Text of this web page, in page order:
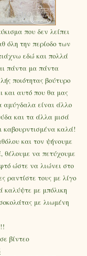
που δεν λείπει
όλη την περίοδο των
εδώ και πολλά
πάντα μα πάντα
ποιότητας βούτυρο
και αυτό που θα μας
αμύγδαλα είναι άλλο
και τα άλλα μισά
καβουρντισμένα καλά!
και τον ψήνουμε
θέλουμε να πετύχουμε
ώστε να λιώνει στο
ραντίστε τους με λίγο
καλύψτε με μπόλικη
με λιωμένη
βίντεο